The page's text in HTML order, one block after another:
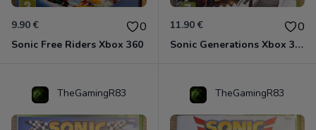
9.90 € 0
Sonic Free Riders Xbox 360
11.90 € 0
Sonic Generations Xbox 360
TheGamingR83 TheGamingR83